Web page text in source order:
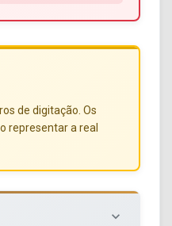
de digitação. Os
representar a real
keyboard_arrow_down